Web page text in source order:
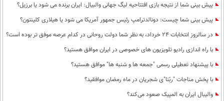
پیش بینی شما از نتیجه بازی افتتاحیه لیگ جهانی والبیال: ایران برنده می شود یا برزیل؟
پیش بینی شما چیست: دونالدترامپ رئیس جمهور آمریکا می شود یا هیلاری کلینتون؟
در سالروز انتخابات 24 خرداد، به نظر شما دولت روحانی در کدام عرصه موفق تر بوده است؟
با راه اندازی رادیو تلویزیون های خصوصی در ایران موافق هستید؟
با پیشنهاد تعطیلی رسمی "جمعه ها و شنبه ها" موافق هستید؟
با پخش مناجات "ربّنا"ی شجریان در ماه رمضان موافقید؟
والیبال ایران به المپیک صعود می‌کند؟